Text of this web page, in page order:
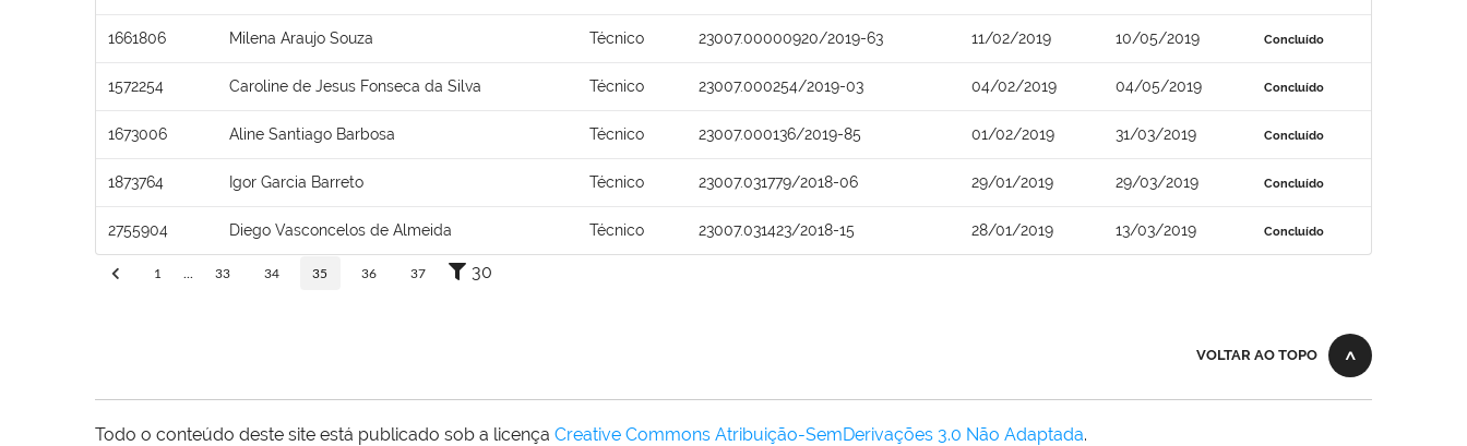
1661806 Milena Araujo Souza Técnico 23007.00000920/2019-63 11/02/2019 10/05/2019 Concluído
1572254 Caroline de Jesus Fonseca da Silva Técnico 23007.000254/2019-03 04/02/2019 04/05/2019 Concluído
1673006 Aline Santiago Barbosa Técnico 23007.000136/2019-85 01/02/2019 31/03/2019 Concluído
1873764 Igor Garcia Barreto Técnico 23007.031779/2018-06 29/01/2019 29/03/2019 Concluído
2755904 Diego Vasconcelos de Almeida Técnico 23007.031423/2018-15 28/01/2019 13/03/2019 Concluído
1 33 34 35 36 37 30
VOLTAR AO TOPO
Todo o conteúdo deste site está publicado sob a licença Creative Commons Atribuição-SemDerivações 3.0 Não Adaptada.